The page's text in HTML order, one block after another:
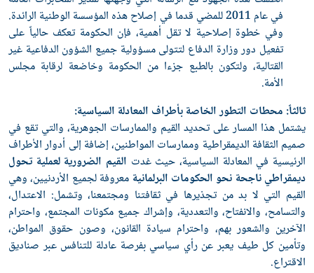
في عام 2011 للمضي قدما في إصلاح هذه المؤسسة الوطنية الرائدة.
وفي خطوة إصلاحية لا تقل أهمية، فإن الحكومة تعكف حالياً على
تفعيل دور وزارة الدفاع لتتولى مسؤولية جميع الشؤون الدفاعية غير
القتالية، ولتكون بالطبع جزءا من الحكومة وخاضعة لرقابة مجلس
الأمة.
ثالثاً: محطات التطور الخاصة بأطراف المعادلة السياسية:
يشتمل هذا المسار على تحديد القيم والممارسات الجوهرية، والتي تقع في
صميم الثقافة الديمقراطية وممارسات المواطنين، إضافة إلى أدوار الأطراف
الرئيسية في المعادلة السياسية، حيث غدت القيم الضرورية لعملية تحول
ديمقراطي ناجحة نحو الحكومات البرلمانية معروفة لجميع الأردنيين، وهي
القيم التي لا بد من تجذيرها في ثقافتنا ومجتمعنا، وتشمل: الاعتدال،
والتسامح، والانفتاح، والتعددية، وإشراك جميع مكونات المجتمع، واحترام
الآخرين والشعور بهم، واحترام سيادة القانون، وصون حقوق المواطن،
وتأمين كل طيف يعبر عن رأي سياسي بفرصة عادلة للتنافس عبر صناديق
الاقتراع.